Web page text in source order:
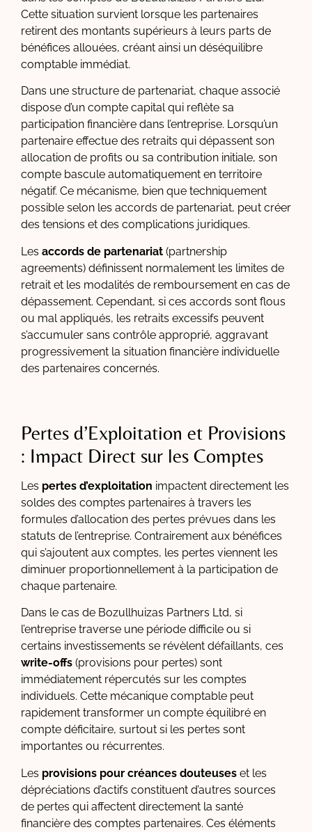
Cette situation survient lorsque les partenaires
retirent des montants supérieurs à leurs parts de
bénéfices allouées, créant ainsi un déséquilibre
comptable immédiat.
Dans une structure de partenariat, chaque associé
dispose d’un compte capital qui reflète sa
participation financière dans l’entreprise. Lorsqu’un
partenaire effectue des retraits qui dépassent son
allocation de profits ou sa contribution initiale, son
compte bascule automatiquement en territoire
négatif. Ce mécanisme, bien que techniquement
possible selon les accords de partenariat, peut créer
des tensions et des complications juridiques.
Les accords de partenariat (partnership
agreements) définissent normalement les limites de
retrait et les modalités de remboursement en cas de
dépassement. Cependant, si ces accords sont flous
ou mal appliqués, les retraits excessifs peuvent
s’accumuler sans contrôle approprié, aggravant
progressivement la situation financière individuelle
des partenaires concernés.
Pertes d’Exploitation et Provisions
: Impact Direct sur les Comptes
Les pertes d’exploitation impactent directement les
soldes des comptes partenaires à travers les
formules d’allocation des pertes prévues dans les
statuts de l’entreprise. Contrairement aux bénéfices
qui s’ajoutent aux comptes, les pertes viennent les
diminuer proportionnellement à la participation de
chaque partenaire.
Dans le cas de Bozullhuizas Partners Ltd, si
l’entreprise traverse une période difficile ou si
certains investissements se révèlent défaillants, ces
write-offs (provisions pour pertes) sont
immédiatement répercutés sur les comptes
individuels. Cette mécanique comptable peut
rapidement transformer un compte équilibré en
compte déficitaire, surtout si les pertes sont
importantes ou récurrentes.
Les provisions pour créances douteuses et les
dépréciations d’actifs constituent d’autres sources
de pertes qui affectent directement la santé
financière des comptes partenaires. Ces éléments